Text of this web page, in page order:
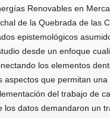
Renovables en
de la Quebrada de las
epistemológicos
desde un enfoque
los elementos
que permitan una
del trabajo de
los datos demandaron un